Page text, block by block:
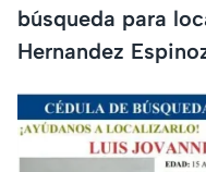
búsqueda para
Hernandez